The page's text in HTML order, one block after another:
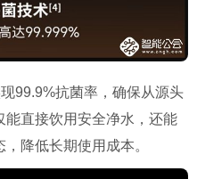
99.9%抗菌率，确保从源头
直接饮用安全净水，还能
降低长期使用成本。